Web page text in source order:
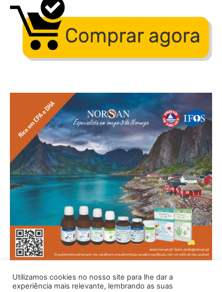
Utilizamos cookies no nosso site para lhe dar a
experiência mais relevante, lembrando as suas